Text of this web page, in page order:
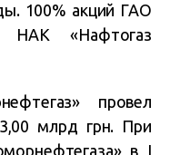
100% акций ГАО
НАК «Нафтогаз
провел
млрд грн. При
в I